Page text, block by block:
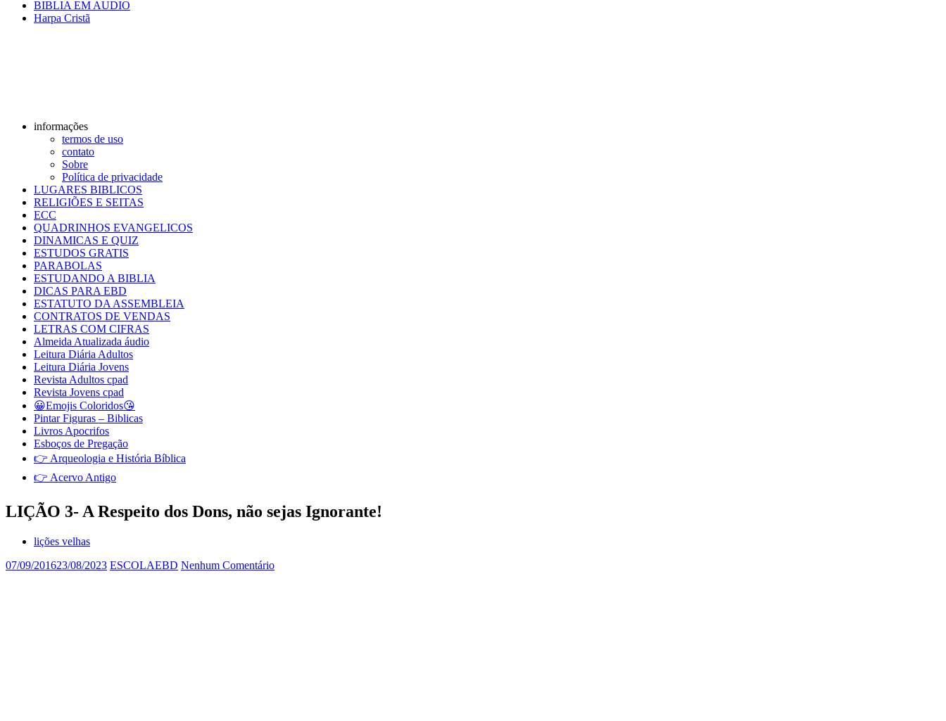
BIBLIA EM AUDIO
Harpa Cristã
informações
termos de uso
contato
Sobre
Política de privacidade
LUGARES BIBLICOS
RELIGIÕES E SEITAS
ECC
QUADRINHOS EVANGELICOS
DINAMICAS E QUIZ
ESTUDOS GRATIS
PARABOLAS
ESTUDANDO A BIBLIA
DICAS PARA EBD
ESTATUTO DA ASSEMBLEIA
CONTRATOS DE VENDAS
LETRAS COM CIFRAS
Almeida Atualizada áudio
Leitura Diária Adultos
Leitura Diária Jovens
Revista Adultos cpad
Revista Jovens cpad
😀Emojis Coloridos😘
Pintar Figuras – Biblicas
Livros Apocrifos
Esboços de Pregação
👉 Arqueologia e História Bíblica
👉 Acervo Antigo
LIÇÃO 3- A Respeito dos Dons, não sejas Ignorante!
lições velhas
07/09/201623/08/2023 ESCOLAEBD Nenhum Comentário